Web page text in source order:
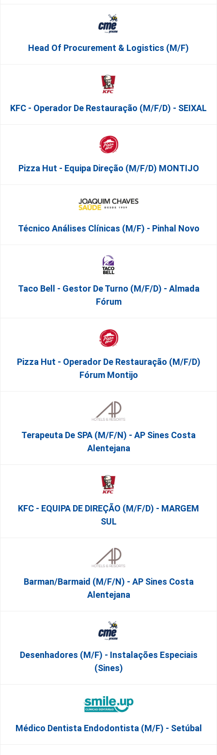
Head Of Procurement & Logistics (m/f)
KFC - Operador De Restauração (m/f/d) - SEIXAL
Pizza Hut - Equipa Direção (m/f/d) MONTIJO
Técnico Análises Clínicas (M/F) - Pinhal Novo
Taco Bell - Gestor De Turno (m/f/d) - Almada
Fórum
Pizza Hut - Operador De Restauração (m/f/d)
Fórum Montijo
Terapeuta De SPA (M/F/N) - AP Sines Costa
Alentejana
KFC - EQUIPA DE DIREÇÃO (m/f/d) - MARGEM
SUL
Barman/Barmaid (M/F/N) - AP Sines Costa
Alentejana
Desenhadores (m/f) - Instalações Especiais
(Sines)
Médico Dentista Endodontista (M/F) - Setúbal